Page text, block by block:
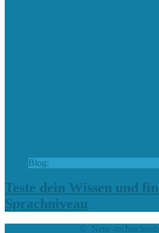
Blog:
Teste dein Wissen und
Sprachniveau
© Neue-